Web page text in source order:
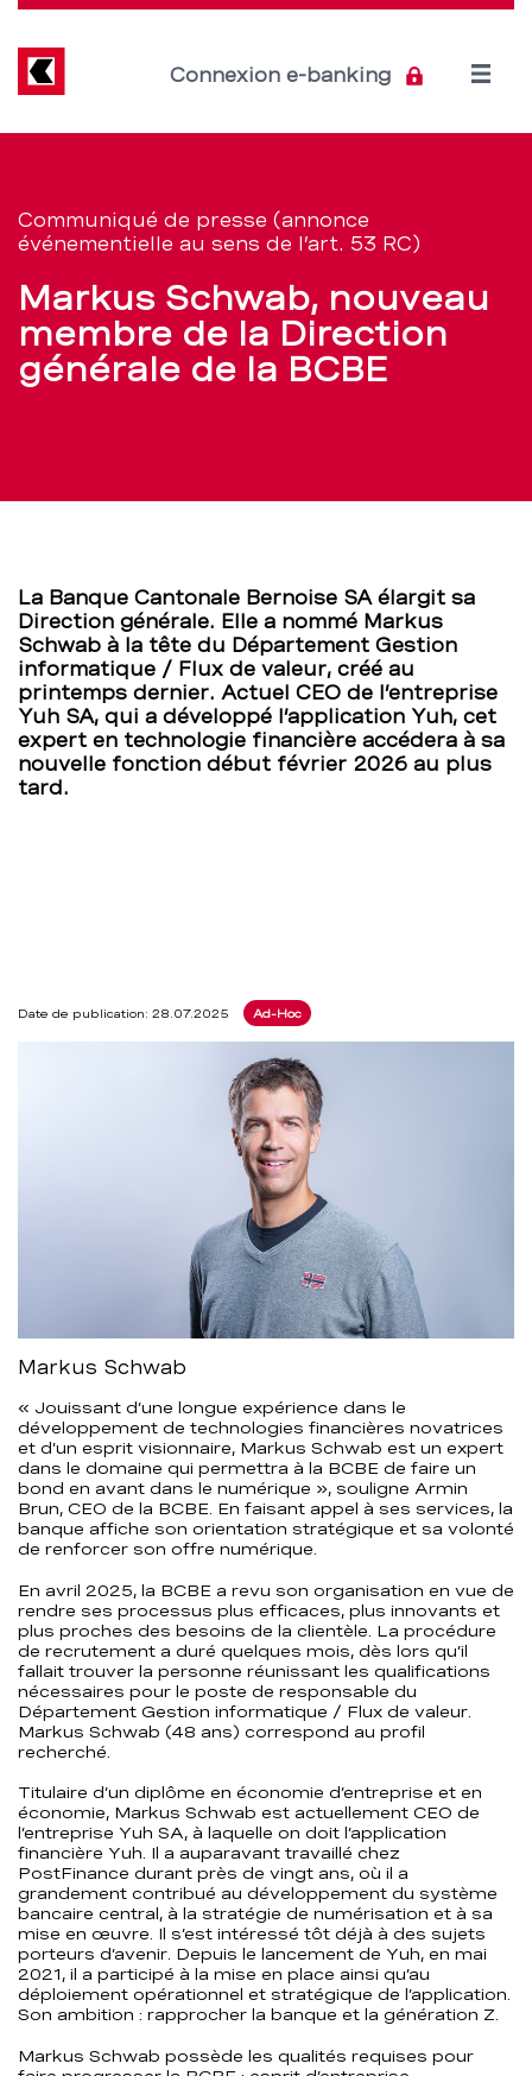
Schwab,
nouveau
membre
de
de
la
BCBE
–
BCBE
Direkt
Inhalt
Connexion e-banking
Open
navigation
de
service
Communiqué de presse (annonce
événementielle au sens de l’art. 53 RC)
Markus Schwab, nouveau
membre de la Direction
générale de la BCBE
La Banque Cantonale Bernoise SA élargit sa
Direction générale. Elle a nommé Markus
Schwab à la tête du Département Gestion
informatique / Flux de valeur, créé au
printemps dernier. Actuel CEO de l’entreprise
Yuh SA, qui a développé l’application Yuh, cet
expert en technologie financière accédera à sa
nouvelle fonction début février 2026 au plus
tard.
Date de publication: 28.07.2025 Ad-Hoc
Markus Schwab
« Jouissant d’une longue expérience dans le
développement de technologies financières novatrices
et d’un esprit visionnaire, Markus Schwab est un expert
dans le domaine qui permettra à la BCBE de faire un
bond en avant dans le numérique », souligne Armin
Brun, CEO de la BCBE. En faisant appel à ses services, la
banque affiche son orientation stratégique et sa volonté
de renforcer son offre numérique.
En avril 2025, la BCBE a revu son organisation en vue de
rendre ses processus plus efficaces, plus innovants et
plus proches des besoins de la clientèle. La procédure
de recrutement a duré quelques mois, dès lors qu’il
fallait trouver la personne réunissant les qualifications
nécessaires pour le poste de responsable du
Département Gestion informatique / Flux de valeur.
Markus Schwab (48 ans) correspond au profil
recherché.
Titulaire d’un diplôme en économie d’entreprise et en
économie, Markus Schwab est actuellement CEO de
l’entreprise Yuh SA, à laquelle on doit l’application
financière Yuh. Il a auparavant travaillé chez
PostFinance durant près de vingt ans, où il a
grandement contribué au développement du système
bancaire central, à la stratégie de numérisation et à sa
mise en œuvre. Il s’est intéressé tôt déjà à des sujets
porteurs d’avenir. Depuis le lancement de Yuh, en mai
2021, il a participé à la mise en place ainsi qu’au
déploiement opérationnel et stratégique de l’application.
Son ambition : rapprocher la banque et la génération Z.
Markus Schwab possède les qualités requises pour